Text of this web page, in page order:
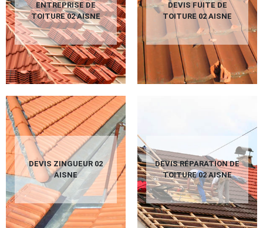
ENTREPRISE DE
TOITURE 02 AISNE
DEVIS FUITE DE
TOITURE 02 AISNE
DEVIS ZINGUEUR 02
AISNE
DEVIS RÉPARATION DE
TOITURE 02 AISNE